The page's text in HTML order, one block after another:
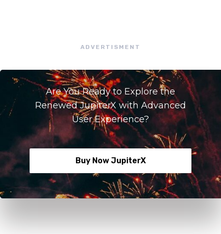
ADVERTISMENT
Are You Ready to Explore the
Renewed JupiterX with Advanced
User Experience?
Buy Now JupiterX